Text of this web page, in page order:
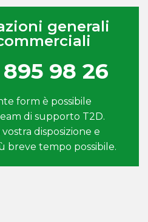
generali
98 26
form è possibile
di supporto T2D.
disposizione e
breve tempo possibile.